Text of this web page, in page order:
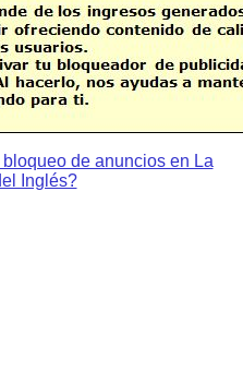
de anuncios en La
Inglés?